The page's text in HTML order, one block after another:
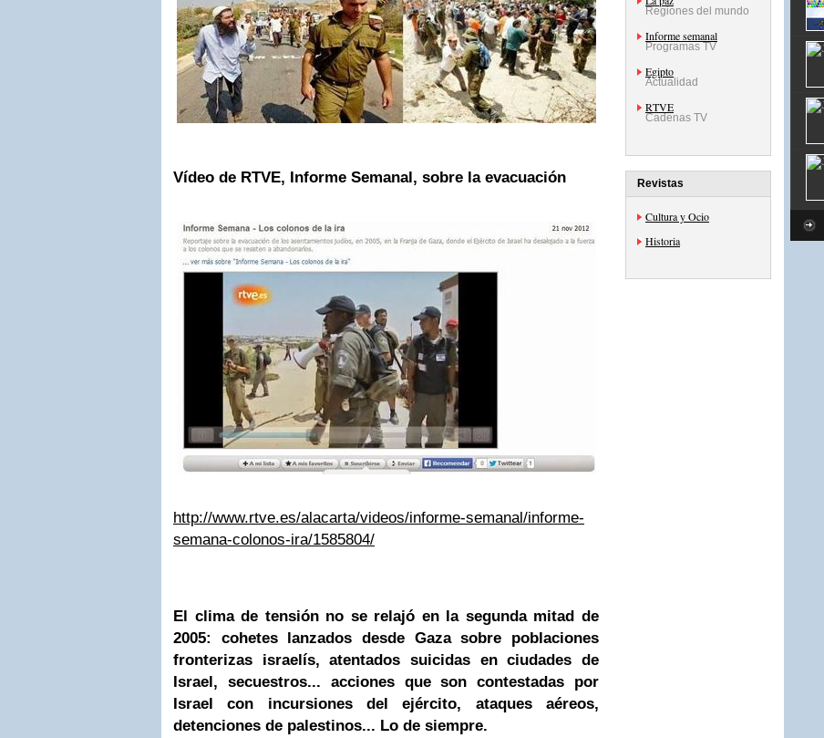
Vídeo de RTVE, Informe Semanal, sobre la evacuación
http://www.rtve.es/alacarta/videos/informe-semanal/informe-
semana-colonos-ira/1585804/
El clima de tensión no se relajó en la segunda mitad de
2005: cohetes lanzados desde Gaza sobre poblaciones
fronterizas israelís, atentados suicidas en ciudades de
Israel, secuestros... acciones que son contestadas por
Israel con incursiones del ejército, ataques aéreos,
detenciones de palestinos... Lo de siempre.
Regiones del mundo
Informe semanal
Programas TV
Egipto
Actualidad
RTVE
Cadenas TV
Revistas
Cultura y Ocio
Historia